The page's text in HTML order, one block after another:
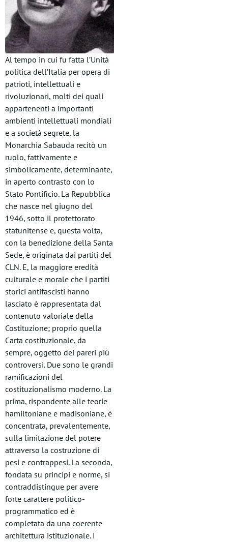
Al tempo in cui fu fatta l’Unità
politica dell’Italia per opera di
patrioti, intellettuali e
rivoluzionari, molti dei quali
appartenenti a importanti
ambienti intellettuali mondiali
e a società segrete, la
Monarchia Sabauda recitò un
ruolo, fattivamente e
simbolicamente, determinante,
in aperto contrasto con lo
Stato Pontificio. La Repubblica
che nasce nel giugno del
1946, sotto il protettorato
statunitense e, questa volta,
con la benedizione della Santa
Sede, è originata dai partiti del
CLN. E, la maggiore eredità
culturale e morale che i partiti
storici antifascisti hanno
lasciato è rappresentata dal
contenuto valoriale della
Costituzione; proprio quella
Carta costituzionale, da
sempre, oggetto dei pareri più
controversi. Due sono le grandi
ramificazioni del
costituzionalismo moderno. La
prima, rispondente alle teorie
hamiltoniane e madisoniane, è
concentrata, prevalentemente,
sulla limitazione del potere
attraverso la costruzione di
pesi e contrappesi. La seconda,
fondata su princìpi e norme, si
contraddistingue per avere
forte carattere politico-
programmatico ed è
completata da una coerente
architettura istituzionale. I